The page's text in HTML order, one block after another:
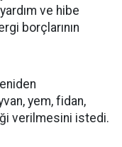
ve hibe
borçlarının
yem, fidan,
verilmesini istedi.